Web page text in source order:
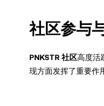
社区参与
PNKSTR 社区高度活
现方面发挥了重要作